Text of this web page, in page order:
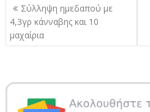
Πλοήγηση
άρθρων
Σύλληψη ημεδαπού με
4,3γρ κάνναβης και 10
μαχαίρια